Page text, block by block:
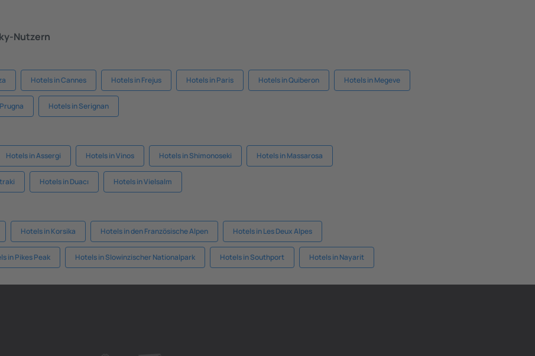
Nutzern
Hotels in Cannes Hotels in Frejus Hotels in Paris Hotels in Quiberon Hotels in Megeve
Hotels in Serignan
Hotels in Assergi Hotels in Vinos Hotels in Shimonoseki Hotels in Massarosa
Hotels in Duacı Hotels in Vielsalm
Hotels in Korsika Hotels in den Französische Alpen Hotels in Les Deux Alpes
in Pikes Peak Hotels in Slowinzischer Nationalpark Hotels in Southport Hotels in Nayarit